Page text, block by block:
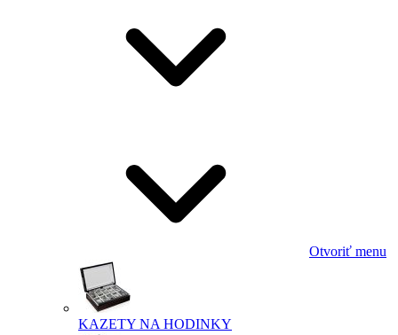
Otvoriť menu
KAZETY NA HODINKY